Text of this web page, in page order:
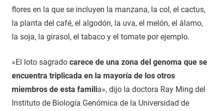
flores en la que se incluyen la manzana, la col, el cactus,
la planta del café, el algodón, la uva, el melón, el álamo,
la soja, la girasol, el tabaco y el tomate por ejemplo.
«El loto sagrado carece de una zona del genoma que se
encuentra triplicada en la mayoría de los otros
miembros de esta familia», dijo la doctora Ray Ming del
Instituto de Biología Genómica de la Universidad de